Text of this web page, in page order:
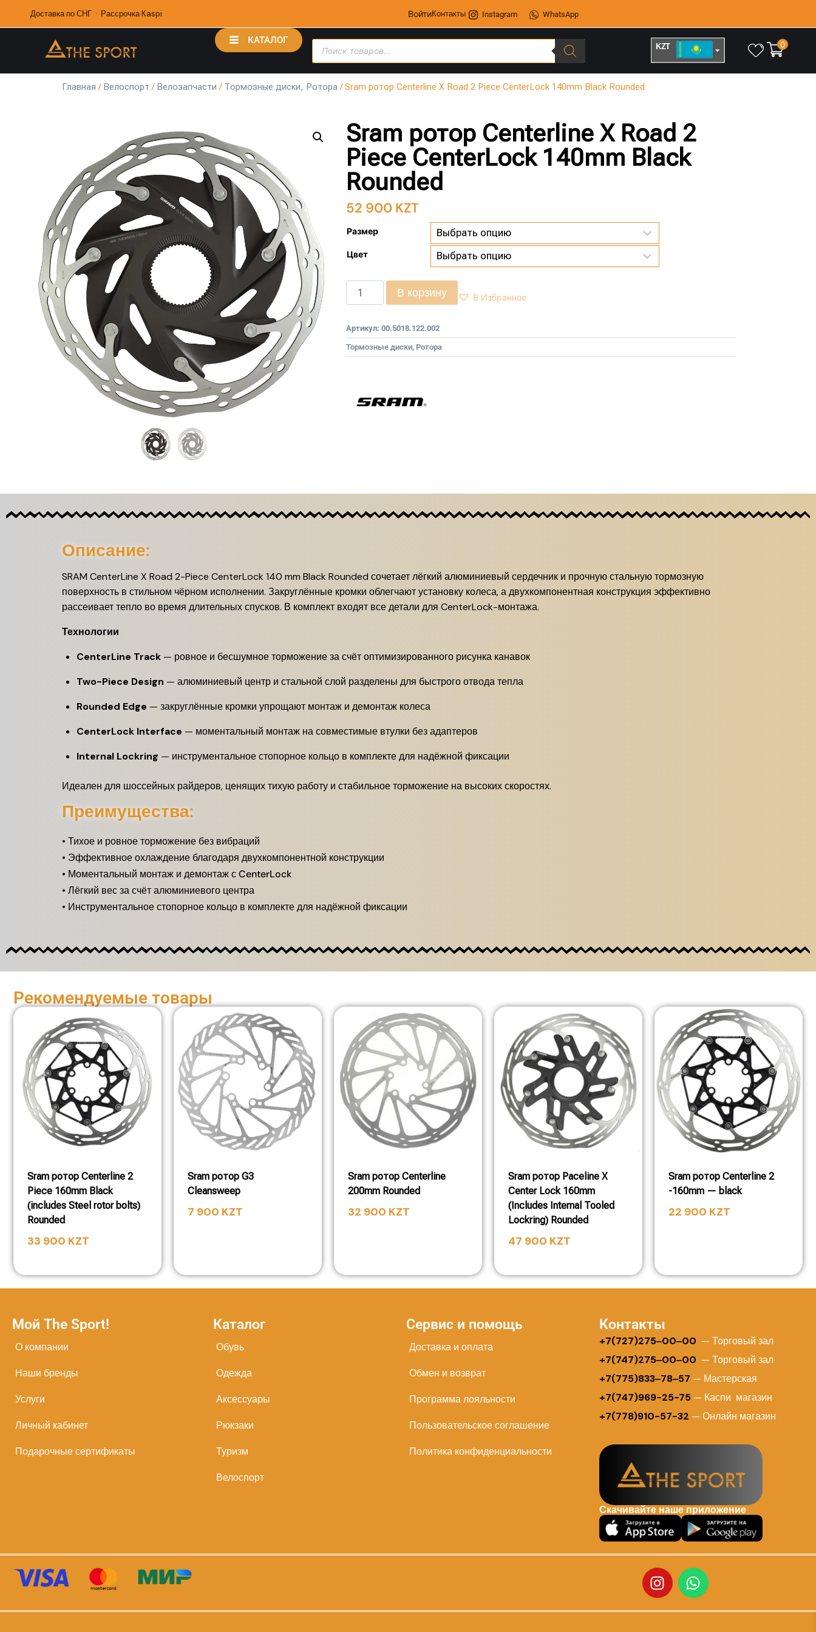
Доставка по СНГ · Рассрочка Kaspi ВойтиКонтакты Instagram WhatsApp
КАТАЛОГ
KZT 0
Главная / Велоспорт / Велозапчасти / Тормозные диски, Ротора/ Sram ротор Centerline X Road 2 Piece CenterLock 140mm Black Rounded
Sram ротор Centerline X Road 2
Piece CenterLock 140mm Black
Rounded
52 900 KZT
Размер
Цвет
В корзину В Избранное
Артикул: 00.5018.122.002
Тормозные диски, Ротора
Описание:
SRAM CenterLine X Road 2-Piece CenterLock 140 mm Black Rounded сочетает лёгкий алюминиевый сердечник и прочную стальную тормозную
поверхность в стильном чёрном исполнении. Закруглённые кромки облегчают установку колеса, а двухкомпонентная конструкция эффективно
рассеивает тепло во время длительных спусков. В комплект входят все детали для CenterLock-монтажа.
Технологии
CenterLine Track — ровное и бесшумное торможение за счёт оптимизированного рисунка канавок
Two-Piece Design — алюминиевый центр и стальной слой разделены для быстрого отвода тепла
Rounded Edge — закруглённые кромки упрощают монтаж и демонтаж колеса
CenterLock Interface — моментальный монтаж на совместимые втулки без адаптеров
Internal Lockring — инструментальное стопорное кольцо в комплекте для надёжной фиксации
Идеален для шоссейных райдеров, ценящих тихую работу и стабильное торможение на высоких скоростях.
Преимущества:
• Тихое и ровное торможение без вибраций
• Эффективное охлаждение благодаря двухкомпонентной конструкции
• Моментальный монтаж и демонтаж с CenterLock
• Лёгкий вес за счёт алюминиевого центра
• Инструментальное стопорное кольцо в комплекте для надёжной фиксации
Рекомендуемые товары
Sram ротор Centerline 2
Piece 160mm Black
(includes Steel rotor bolts)
Rounded
33 900 KZT
Sram ротор G3
Cleansweep
7 900 KZT
Sram ротор Centerline
200mm Rounded
32 900 KZT
Sram ротор Paceline X
Center Lock 160mm
(Includes Internal Tooled
Lockring) Rounded
47 900 KZT
Sram ротор Centerline 2
-160mm — black
22 900 KZT
Мой The Sport!
О компании
Наши бренды
Услуги
Личный кабинет
Подарочные сертификаты
Каталог
Обувь
Одежда
Аксессуары
Рюкзаки
Туризм
Велоспорт
Сервис и помощь
Доставка и оплата
Обмен и возврат
Программа лояльности
Пользовательское соглашение
Политика конфиденциальности
Контакты
+7(727)275‒00‒00 — Торговый зал
+7(747)275‒00‒00 — Торговый зал
+7(775)833‒78‒57 — Мастерская
+7(747)969-25-75— Каспи магазин
+7(778)910-57-32 — Онлайн магазин
Скачивайте наше приложение